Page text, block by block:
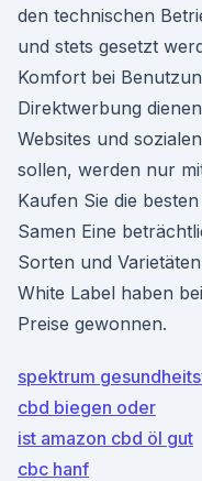
den technischen
und stets gesetzt
Komfort bei
Direktwerbung
Websites und
sollen, werden nur
Kaufen Sie die
Samen Eine
Sorten und
White Label haben
Preise gewonnen.
spektrum
cbd biegen oder
ist amazon cbd öl gut
cbc hanf